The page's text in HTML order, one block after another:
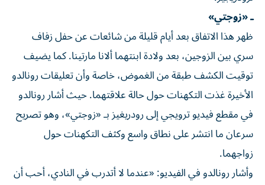
ـ «زوجتي»
ظهر هذا الاتفاق بعد أيام قليلة من شائعات عن حفل زفاف
سري بين الزوجين، بعد ولادة ابنتهما ألانا مارتينا. كما يضيف
توقيت الكشف طبقة من الغموض، خاصة وأن تعليقات رونالدو
الأخيرة غذت التكهنات حول حالة علاقتهما. حيث أشار رونالدو
في مقطع فيديو ترويجي إلى رودريغيز بـ «زوجتي»، وهو تصريح
سرعان ما انتشر على نطاق واسع وكثف التكهنات حول
زواجهما.
وأشار رونالدو في الفيديو: «عندما لا أتدرب في النادي، أحب أن